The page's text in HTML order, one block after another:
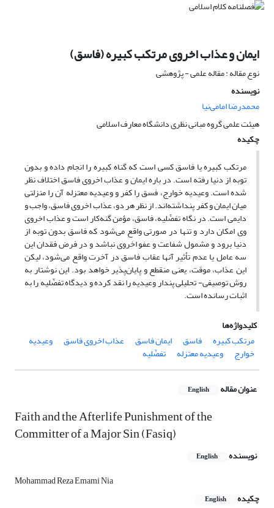
ایمان و عذاب اخروی مرتکب کبیره (فاسق)
نوع مقاله : مقاله علمی - پژوهشی
نویسنده
محمدرضا امامی‌نیا
هیئت علمی گروه مبانی نظری دانشگاه معارف اسلامی
چکیده
مرتکب کبیره یا فاسق کسی است که گناه کبیره را انجام داده و بدون
توبه از دنیا رفته است. در باره ایمان و عذاب اخروی فاسق اختلاف نظر
شده است. وعیدیه خوارج، فسق را کفر و وعیدیه معتزله آن را منزلتی
میان ایمان و کفر پنداشته‌اند. از نظر هر دو، عذاب اخروی فاسق، واجب و
دایمی است. در نگاه تفضّلیه، فاسق، مؤمن گنه‌کار است و عذاب اخروی
وی امکان دارد و تنها در صورتی واقع می‌شود که فاسق بدون توبه از
دنیا برود و مشمول شفاعت و عفو اخروی نباشد و در فرض فقدان این
سه عامل یا عدم تأثیر آنها عقاب فاسق در آخرت واقع می‌شود، لیکن
این عذاب، موقت، یعنی منقطع و پایان‌پذیر خواهد بود. این نوشتار به
روش توصیفی- تحلیلی پندار وعیدیه را نقد کرده و دیدگاه تفضّلیه را به
اثبات رسانده است.
کلیدواژه‌ها
مرتکب کبیره
فاسق ایمان فاسق عذاب اخروی فاسق وعیدیه
خوارج وعیدیه معتزله تفضّلیه
عنوان مقاله English
Faith and the Afterlife Punishment of the
Committer of a Major Sin (Fasiq)
نویسنده English
Mohammad Reza Emami Nia
چکیده
English